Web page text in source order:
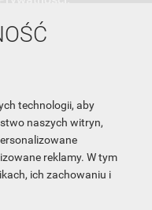
technologii, aby
naszych witryn,
reklamy. W tym
ich zachowaniu i